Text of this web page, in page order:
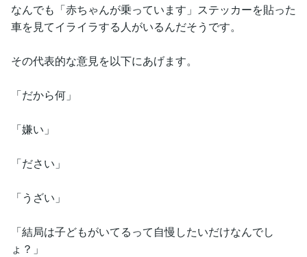
なんでも「赤ちゃんが乗っています」ステッカーを貼った
車を見てイライラする人がいるんだそうです。
その代表的な意見を以下にあげます。
「だから何」
「嫌い」
「ださい」
「うざい」
「結局は子どもがいてるって自慢したいだけなんでし
ょ？」